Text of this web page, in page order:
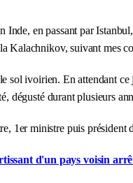
en passant par
suivant mes
sol ivoirien. En attendant
durant plusieurs
1er ministre puis
d'un pays voisin